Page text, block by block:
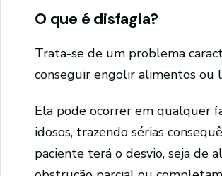
O que é disfagia?
Trata-se de um problema
conseguir engolir alimentos ou
Ela pode ocorrer em qualquer
idosos, trazendo sérias
paciente terá o desvio, seja de